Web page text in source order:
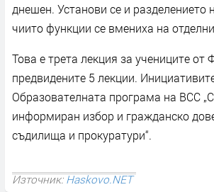
днешен. Установи се и разделението
чиито функции се вмениха на
Това е трета лекция за учениците
предвидените 5 лекции.
Образователната програма на ВСС
информиран избор и гражданско
съдилища и прокуратури“.
Източник:Haskovo.NET